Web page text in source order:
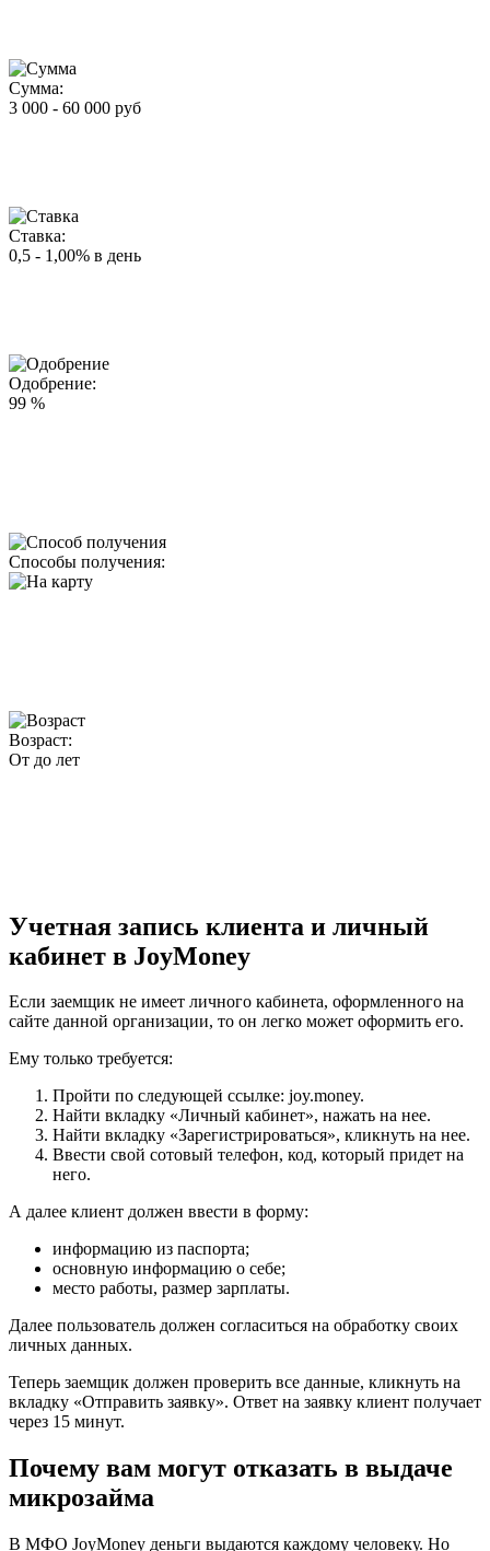
Сумма:
3 000 - 60 000 руб
Ставка:
0,5 - 1,00% в день
Одобрение:
99 %
Способы получения:
Возраст:
От до лет
Учетная запись клиента и личный
кабинет в JoyMoney
Если заемщик не имеет личного кабинета, оформленного на
сайте данной организации, то он легко может оформить его.
Ему только требуется:
Пройти по следующей ссылке: joy.money.
Найти вкладку «Личный кабинет», нажать на нее.
Найти вкладку «Зарегистрироваться», кликнуть на нее.
Ввести свой сотовый телефон, код, который придет на
него.
А далее клиент должен ввести в форму:
информацию из паспорта;
основную информацию о себе;
место работы, размер зарплаты.
Далее пользователь должен согласиться на обработку своих
личных данных.
Теперь заемщик должен проверить все данные, кликнуть на
вкладку «Отправить заявку». Ответ на заявку клиент получает
через 15 минут.
Почему вам могут отказать в выдаче
микрозайма
В МФО JoyMoney деньги выдаются каждому человеку. Но